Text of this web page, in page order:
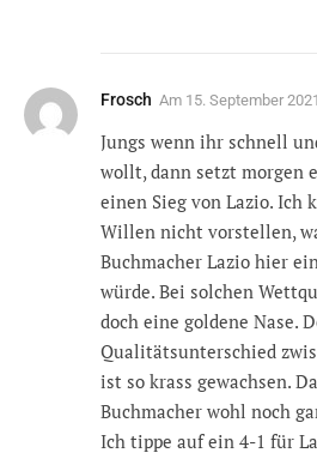
Frosch Am 15. September
Jungs wenn ihr schnell
wollt, dann setzt morgen
einen Sieg von Lazio. Ich
Willen nicht vorstellen,
Buchmacher Lazio hier
würde. Bei solchen
doch eine goldene Nase.
Qualitätsunterschied
ist so krass gewachsen.
Buchmacher wohl noch
Ich tippe auf ein 4-1 für